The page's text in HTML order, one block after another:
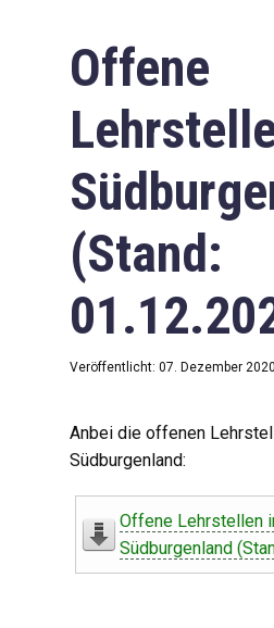
Offene
(Stand:
Veröffentlicht: 07. Dezember 2020
Anbei die offenen
Südburgenland:
Offene Lehrstellen
Südburgenland